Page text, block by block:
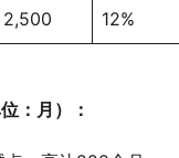
2,500 12%
：月）：